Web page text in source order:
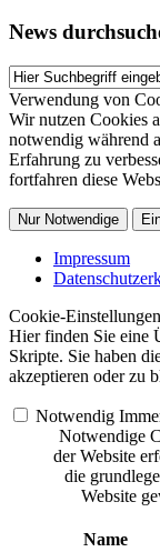
News
Verwendung von
Wir nutzen Cookies
notwendig während
Erfahrung zu
fortfahren diese
Nur Notwendige
Impressum
Cookie-Einstellungen
Hier finden Sie eine
Skripte. Sie haben
akzeptieren oder zu
Notwendig
Notwendige
der Website
die
Website
Name